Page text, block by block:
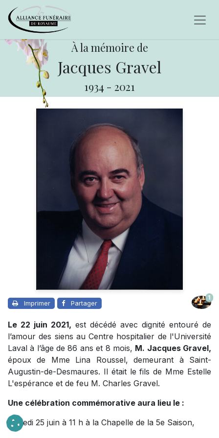
À la mémoire de
Jacques Gravel
1934 - 2021
Imprimer Partager
1
Le 22 juin 2021, est décédé avec dignité entouré de
l’amour des siens au Centre hospitalier de l'Université
Laval à l’âge de 86 ans et 8 mois, M. Jacques Gravel,
époux de Mme Lina Roussel, demeurant à Saint-
Augustin-de-Desmaures. Il était le fils de Mme Estelle
L'espérance et de feu M. Charles Gravel.
Une célébration commémorative aura lieu le :
samedi 25 juin à 11 h à la Chapelle de la 5e Saison,